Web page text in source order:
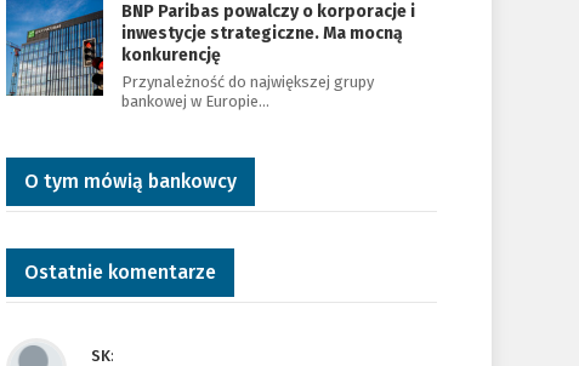
BNP Paribas powalczy o korporacje i
inwestycje strategiczne. Ma mocną
konkurencję
Przynależność do największej grupy
bankowej w Europie…
O tym mówią bankowcy
Ostatnie komentarze
SK: